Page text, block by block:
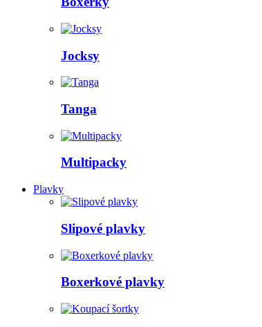
Jocksy
Tanga
Multipacky
Plavky
Slipové plavky
Boxerkové plavky